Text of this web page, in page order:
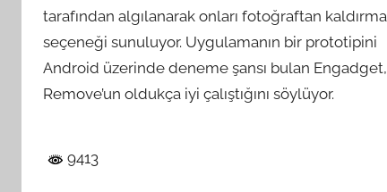
tarafından algılanarak onları fotoğraftan kaldırma
seçeneği sunuluyor. Uygulamanın bir prototipini
Android üzerinde deneme şansı bulan Engadget,
Remove’un oldukça iyi çalıştığını söylüyor.
9413